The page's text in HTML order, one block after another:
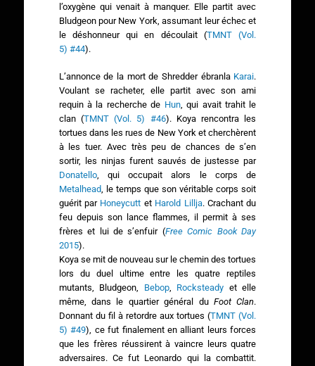
l’oxygène qui venait à manquer. Elle partit avec
Bludgeon pour New York, assumant leur échec et
le déshonneur qui en découlait (TMNT (Vol.
5) #44).
L’annonce de la mort de Shredder ébranla Karai.
Voulant se racheter, elle partit avec son ami
requin à la recherche de Hun, qui avait trahit le
clan (TMNT (Vol. 5) #46). Koya rencontra les
tortues dans les rues de New York et cherchèrent
à les tuer. Avec très peu de chances de s’en
sortir, les ninjas furent sauvés de justesse par
Donatello, qui occupait alors le corps de
Metalhead, le temps que son véritable corps soit
guérit par Honeycutt et Harold Lillja. Crachant du
feu depuis son lance flammes, il permit à ses
frères et lui de s’enfuir (Free Comic Book Day
2015).
Koya se mit de nouveau sur le chemin des tortues
lors du duel ultime entre les quatre reptiles
mutants, Bludgeon, Bebop, Rocksteady et elle
même, dans le quartier général du Foot Clan.
Donnant du fil à retordre aux tortues (TMNT (Vol.
5) #49), ce fut finalement en alliant leurs forces
que les frères réussirent à vaincre leurs quatre
adversaires. Ce fut Leonardo qui la combattit.